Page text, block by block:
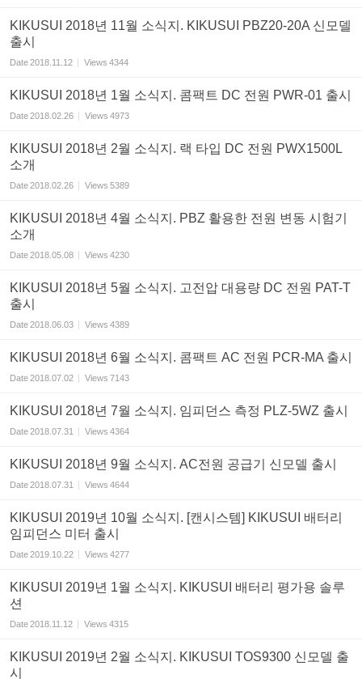
KIKUSUI 2018년 11월 소식지. KIKUSUI PBZ20-20A 신모델
출시
Date2018.11.12 Views 4344
KIKUSUI 2018년 1월 소식지. 콤팩트 DC 전원 PWR-01 출시
Date2018.02.26 Views 4973
KIKUSUI 2018년 2월 소식지. 랙 타입 DC 전원 PWX1500L
소개
Date2018.02.26 Views 5389
KIKUSUI 2018년 4월 소식지. PBZ 활용한 전원 변동 시험기
소개
Date2018.05.08 Views 4230
KIKUSUI 2018년 5월 소식지. 고전압 대용량 DC 전원 PAT-T
출시
Date2018.06.03 Views 4389
KIKUSUI 2018년 6월 소식지. 콤팩트 AC 전원 PCR-MA 출시
Date2018.07.02 Views 7143
KIKUSUI 2018년 7월 소식지. 임피던스 측정 PLZ-5WZ 출시
Date2018.07.31 Views 4364
KIKUSUI 2018년 9월 소식지. AC전원 공급기 신모델 출시
Date2018.07.31 Views 4644
KIKUSUI 2019년 10월 소식지. [캔시스템] KIKUSUI 배터리
임피던스 미터 출시
Date2019.10.22 Views 4277
KIKUSUI 2019년 1월 소식지. KIKUSUI 배터리 평가용 솔루
션
Date2018.11.12 Views 4315
KIKUSUI 2019년 2월 소식지. KIKUSUI TOS9300 신모델 출
시